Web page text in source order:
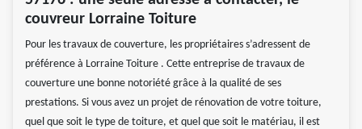
couvreur Lorraine Toiture
Pour les travaux de couverture, les propriétaires s’adressent de
préférence à Lorraine Toiture . Cette entreprise de travaux de
couverture une bonne notoriété grâce à la qualité de ses
prestations. Si vous avez un projet de rénovation de votre toiture,
quel que soit le type de toiture, et quel que soit le matériau, il est